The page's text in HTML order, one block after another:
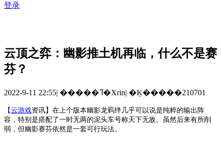
登录
云顶之弈：幽影推土机再临，什么不是赛
芬？
2022-9-11 22:55| �����ߣ�Xrin| �Ķ�����210701
【云游戏资讯】 在上个版本幽影龙羁绊几乎可以说是纯粹的输出阵
容，特别是搭配了一时无两的泥头车号称天下无敌。虽然后来有所削
弱，但幽影赛芬依然是一套可行玩法。